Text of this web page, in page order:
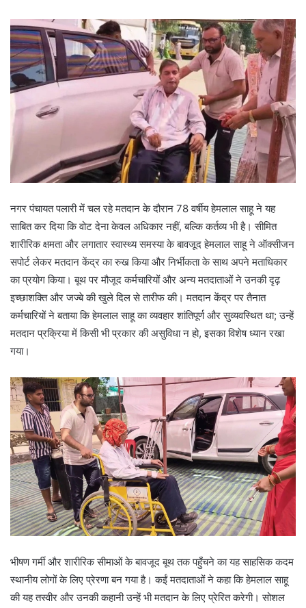
नगर पंचायत पलारी में चल रहे मतदान के दौरान 78 वर्षीय हेमलाल साहू ने यह
साबित कर दिया कि वोट देना केवल अधिकार नहीं, बल्कि कर्तव्य भी है। सीमित
शारीरिक क्षमता और लगातार स्वास्थ्य समस्या के बावजूद हेमलाल साहू ने ऑक्सीजन
सपोर्ट लेकर मतदान केंद्र का रुख किया और निर्भीकता के साथ अपने मताधिकार
का प्रयोग किया। बूथ पर मौजूद कर्मचारियों और अन्य मतदाताओं ने उनकी दृढ़
इच्छाशक्ति और जज्बे की खुले दिल से तारीफ की। मतदान केंद्र पर तैनात
कर्मचारियों ने बताया कि हेमलाल साहू का व्यवहार शांतिपूर्ण और सुव्यवस्थित था; उन्हें
मतदान प्रक्रिया में किसी भी प्रकार की असुविधा न हो, इसका विशेष ध्यान रखा
गया।
भीषण गर्मी और शारीरिक सीमाओं के बावजूद बूथ तक पहुँचने का यह साहसिक कदम
स्थानीय लोगों के लिए प्रेरणा बन गया है। कईं मतदाताओं ने कहा कि हेमलाल साहू
की यह तस्वीर और उनकी कहानी उन्हें भी मतदान के लिए प्रेरित करेगी। सोशल